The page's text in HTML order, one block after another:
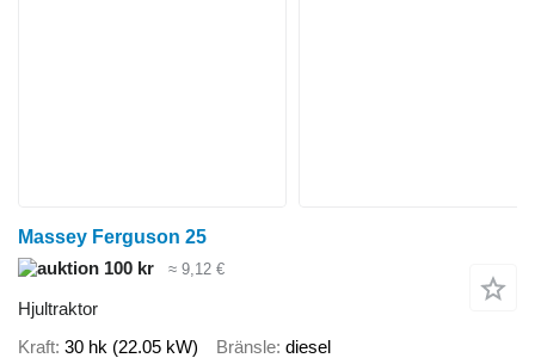
Massey Ferguson 25
100 kr
≈ 9,12 €
Hjultraktor
Kraft 30 hk (22.05 kW) Bränsle diesel